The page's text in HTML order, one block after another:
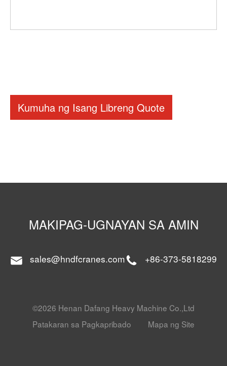
Kumuha ng Isang Libreng Quote
MAKIPAG-UGNAYAN SA AMIN
sales@hndfcranes.com +86-373-5818299
©2026 Henan Dafang Heavy Machine Co.,Ltd
Patakaran sa Pagkapribado
Mapa ng Site